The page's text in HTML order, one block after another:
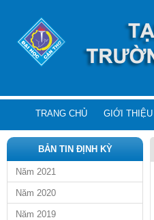
TRANG CHỦ GIỚI THIỆU
BẢN TIN ĐỊNH KỲ
Năm 2021
Năm 2020
Năm 2019